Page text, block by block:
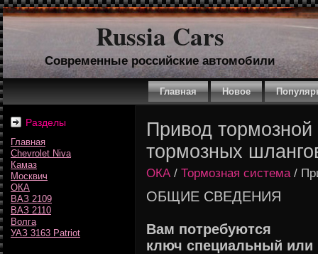
Russia Cars
Современные российские автомобили
Главная Новое
Разделы
Главная
Chevrolet Niva
Камаз
Москвич
ОКА
ВАЗ 2109
ВАЗ 2110
Волга
УАЗ 3163 Patriot
Привод
тормозных
ОКА / Тормозная система /
ОБЩИЕ СВЕДЕНИЯ
Вам потребуются
ключ специальный